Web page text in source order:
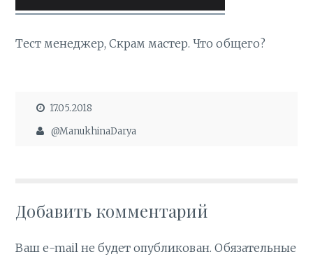
Тест менеджер, Скрам мастер. Что общего?
17.05.2018
@ManukhinaDarya
Добавить комментарий
Ваш e-mail не будет опубликован. Обязательные